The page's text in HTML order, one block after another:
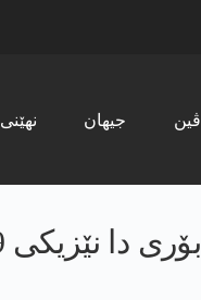
نھێنی جیھان
بریندار کرینە